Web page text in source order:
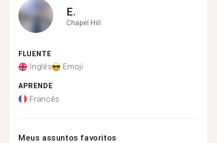
E.
Chapel Hill
FLUENTE
Inglês Emoji
APRENDE
Francês
Meus assuntos favoritos